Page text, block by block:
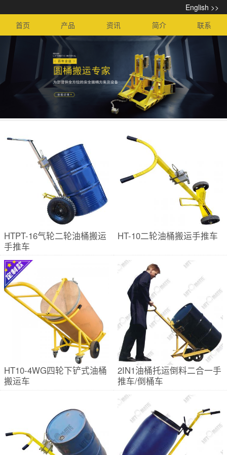
English >>
首页
产品 资讯 简介 联系
HTPT-16气轮二轮油桶搬运
手推车
HT-10二轮油桶搬运手推车
HT10-4WG四轮下铲式油桶
搬运车
2IN1油桶托运倒料二合一手
推车/倒桶车